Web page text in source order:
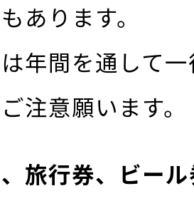
あります。
年間を通して
注意願います。
旅行券、ビー